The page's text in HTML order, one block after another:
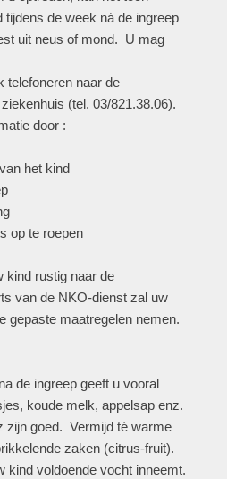
de week ná de ingreep
uit neus of mond. U mag
telefoneren naar de
(tel. 03/821.38.06).
door :
het kind
op te roepen
kind rustig naar de
van de NKO-dienst zal uw
gepaste maatregelen nemen.
de ingreep geeft u vooral
koude melk, appelsap enz.
zijn goed. Vermijd té warme
zaken (citrus-fruit).
kind voldoende vocht inneemt.